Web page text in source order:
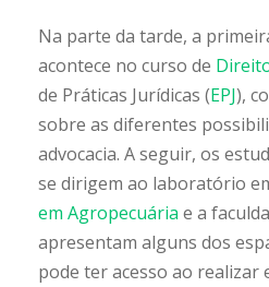
Na parte da tarde, a
acontece no curso de
de Práticas Jurídicas (EPJ),
sobre as diferentes
advocacia. A seguir, os
se dirigem ao laboratório
em Agropecuária e a
apresentam alguns dos
pode ter acesso ao realizar